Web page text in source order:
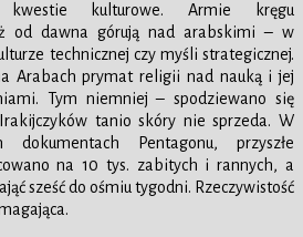
kulturowe. Armie kręgu
od dawna górują nad arabskimi – w
technicznej czy myśli strategicznej.
Arabach prymat religii nad nauką i jej
Tym niemniej – spodziewano się
tanio skóry nie sprzeda. W
Pentagonu, przyszłe
na 10 tys. zabitych i rannych, a
sześć do ośmiu tygodni. Rzeczywistość